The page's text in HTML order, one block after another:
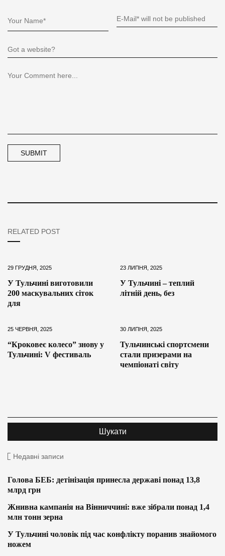
RELATED POST
29 ГРУДНЯ, 2025
У Тульчині виготовили
200 маскувальних сіток
для
23 ЛИПНЯ, 2025
У Тульчині – теплий
літній день, без
25 ЧЕРВНЯ, 2025
“Кроковеє колесо” знову у
Тульчині: V фестиваль
30 ЛИПНЯ, 2025
Тульчинські спортсмени
стали призерами на
чемпіонаті світу
Недавні записи
Голова БЕБ: детінізація принесла державі понад 13,8
млрд грн
Жнивна кампанія на Вінниччині: вже зібрали понад 1,4
млн тонн зерна
У Тульчині чоловік під час конфлікту поранив знайомого
ножем